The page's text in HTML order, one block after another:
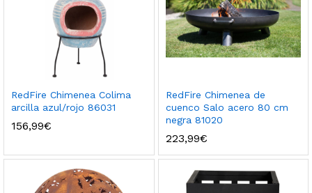
RedFire Chimenea Colima
arcilla azul/rojo 86031
156,99€
RedFire Chimenea de
cuenco Salo acero 80 cm
negra 81020
223,99€